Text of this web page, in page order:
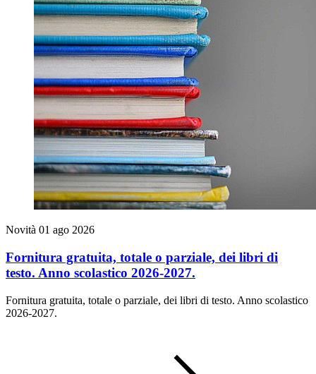
Novità 01 ago 2026
Fornitura gratuita, totale o parziale, dei libri di
testo. Anno scolastico 2026-2027.
Fornitura gratuita, totale o parziale, dei libri di testo. Anno scolastico
2026-2027.